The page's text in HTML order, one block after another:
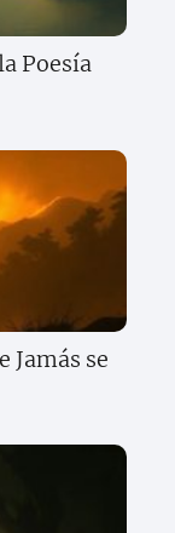
Poesía
Jamás se